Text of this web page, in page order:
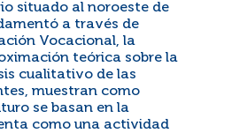
situado al noroeste de
a través de
Vocacional, la
teórica sobre la
cualitativo de las
muestran como
se basan en la
como una actividad